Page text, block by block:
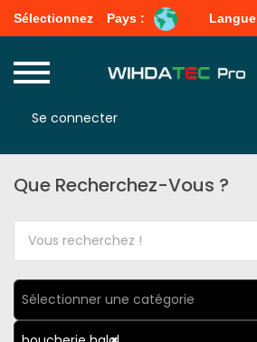
Sélectionnez Pays : Langue
Se connecter
Que Recherchez-Vous ?
Sélectionner une catégorie